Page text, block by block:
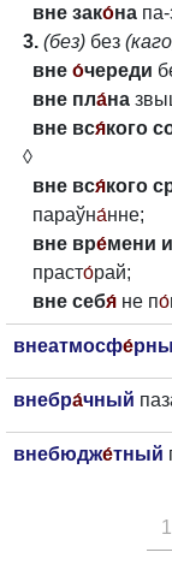
вне зако́на па-
3. (без) без
вне о́череди
вне пла́на
вне вся́кого
◊
вне вся́кого
параўна́нне;
вне вре́мени
прасто́рай;
вне себя́ не по́
внеатмосфе́
внебра́чный
внебюдже́тный
1